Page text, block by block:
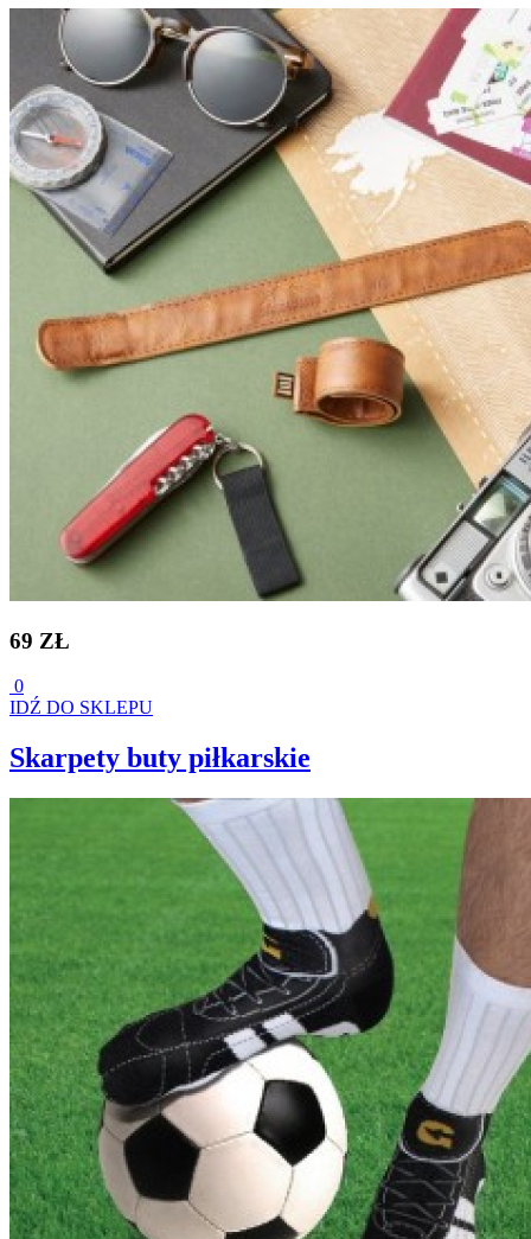
69 ZŁ
0
IDŹ DO SKLEPU
Skarpety buty piłkarskie